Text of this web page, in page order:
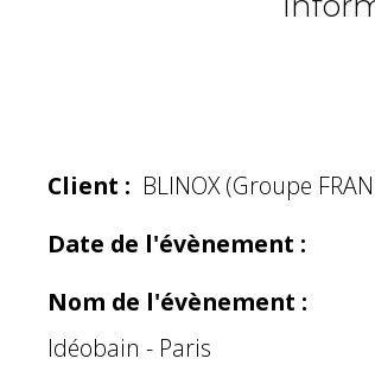
Client : BLINOX (Groupe
Date de l'évènement :
Nom de l'évènement :
Idéobain - Paris